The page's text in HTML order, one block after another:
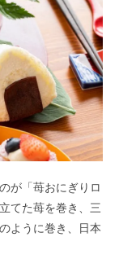
が「苺おにぎりロ
てた苺を巻き、三
ように巻き、日本